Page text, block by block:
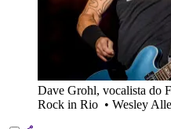
Dave Grohl, vocalista do
Rock in Rio • Wesley